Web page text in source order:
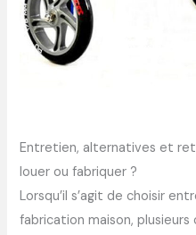
Entretien, alternatives et
louer ou fabriquer ?
Lorsqu’il s’agit de choisir
fabrication maison,